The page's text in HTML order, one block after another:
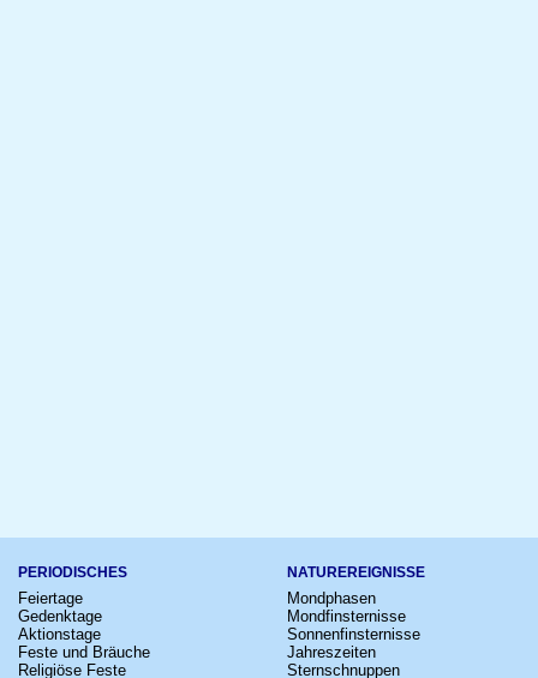
PERIODISCHES
Feiertage
Gedenktage
Aktionstage
Feste und Bräuche
Religiöse Feste
NATUREREIGNISSE
Mondphasen
Mondfinsternisse
Sonnenfinsternisse
Jahreszeiten
Sternschnuppen